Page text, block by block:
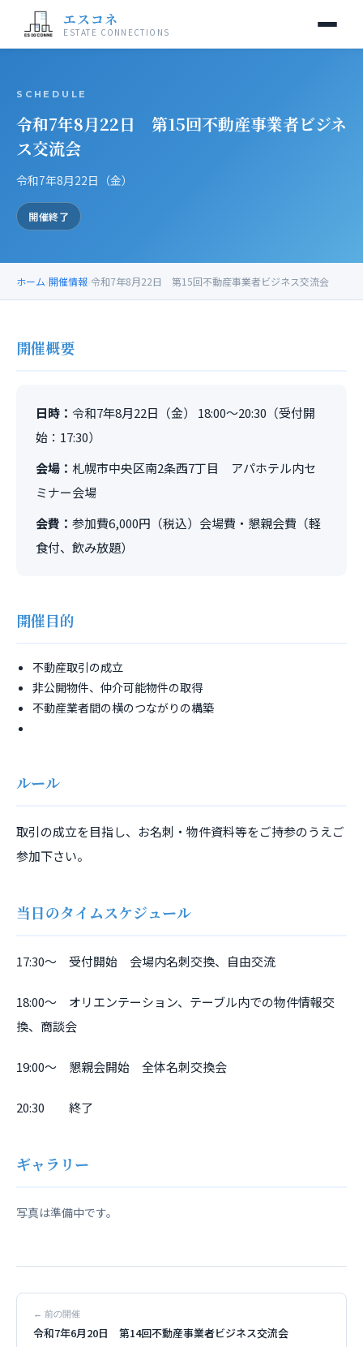
エスコネ
ESTATE CONNECTIONS
開催情報
運営事務局
SCHEDULE
令和7年8月22日 第15回不動産事業者ビジネ
ス交流会
令和7年8月22日（金）
開催終了
ホーム 開催情報 令和7年8月22日 第15回不動産事業者ビジネス交流会
開催概要
日時： 令和7年8月22日（金） 18:00～20:30（受付開
始：17:30）
会場： 札幌市中央区南2条西7丁目 アパホテル内セ
ミナー会場
会費： 参加費6,000円（税込）会場費・懇親会費（軽
食付、飲み放題）
開催目的
不動産取引の成立
非公開物件、仲介可能物件の取得
不動産業者間の横のつながりの構築
ルール
取引の成立を目指し、お名刺・物件資料等をご持参のうえご
参加下さい。
当日のタイムスケジュール
17:30～ 受付開始 会場内名刺交換、自由交流
18:00～ オリエンテーション、テーブル内での物件情報交
換、商談会
19:00～ 懇親会開始 全体名刺交換会
20:30 終了
ギャラリー
写真は準備中です。
← 前の開催
令和7年6月20日 第14回不動産事業者ビジネス交流会